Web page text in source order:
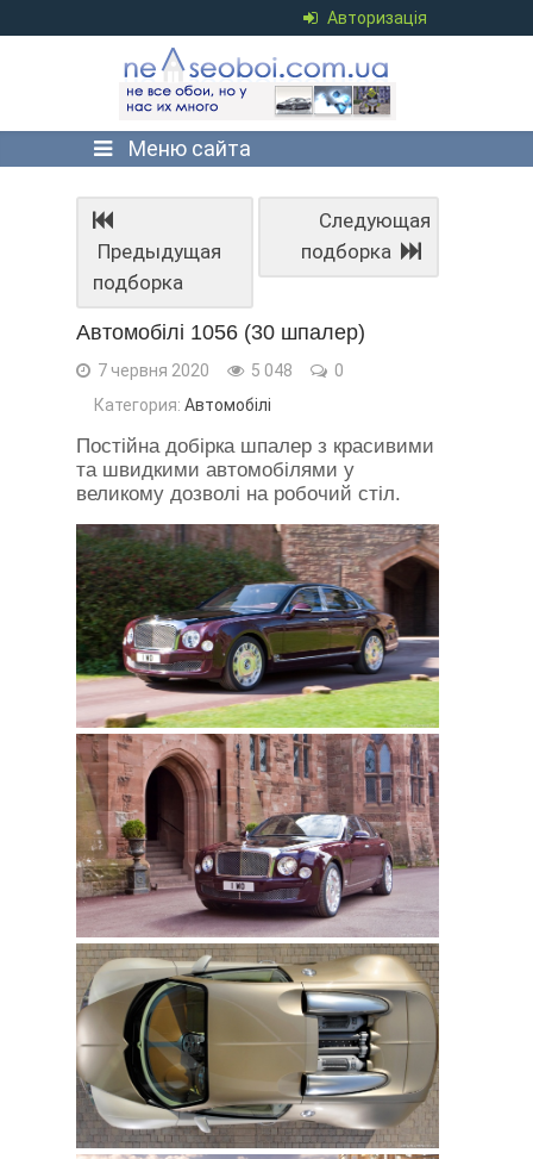
Авторизація
Меню сайта
Предыдущая
подборка
Следующая
подборка
Автомобілі 1056 (30 шпалер)
7 червня 2020 5 048
0
Категория: Автомобілі
Постійна добірка шпалер з красивими
та швидкими автомобілями у
великому дозволі на робочий стіл.